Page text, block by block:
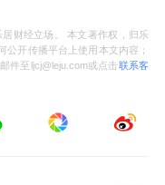
财经立场。 本文著作权，归乐
公开传播平台上使用本文内容；
件至ljcj@leju.com或点击联系客